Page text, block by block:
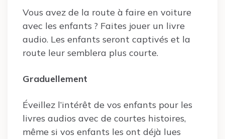
Vous avez de la route à faire en voiture
avec les enfants ? Faites jouer un livre
audio. Les enfants seront captivés et la
route leur semblera plus courte.
Graduellement
Éveillez l’intérêt de vos enfants pour les
livres audios avec de courtes histoires,
même si vos enfants les ont déjà lues